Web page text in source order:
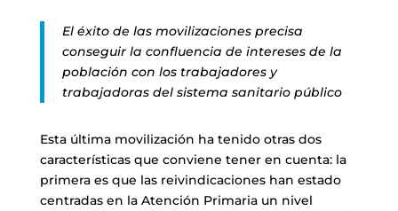
El éxito de las movilizaciones precisa
conseguir la confluencia de intereses de la
población con los trabajadores y
trabajadoras del sistema sanitario público
Esta última movilización ha tenido otras dos
características que conviene tener en cuenta: la
primera es que las reivindicaciones han estado
centradas en la Atención Primaria un nivel